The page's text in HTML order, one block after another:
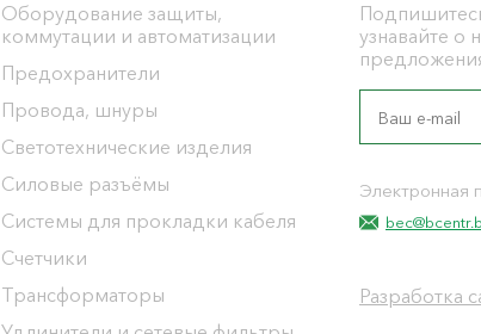
Оборудование защиты,
коммутации и автоматизации
Предохранители
Провода, шнуры
Светотехнические изделия
Силовые разъёмы
Системы для прокладки кабеля
Счетчики
Трансформаторы
узнавайте о
Электронная
Разработка